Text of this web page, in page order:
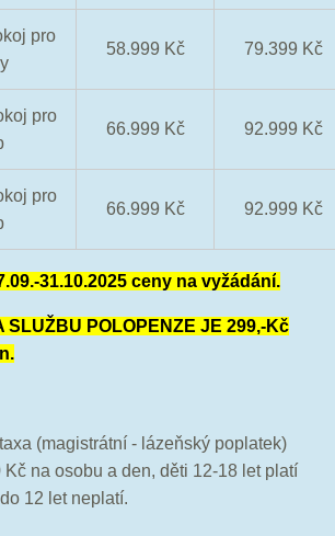
pro
58.999 Kč 79.399 Kč
pro
66.999 Kč 92.999 Kč
pro
66.999 Kč 92.999 Kč
31.10.2025 ceny na vyžádání.
SLUŽBU POLOPENZE JE 299,-Kč
(magistrátní - lázeňský poplatek)
Kč na osobu a den, děti 12-18 let platí
12 let neplatí.